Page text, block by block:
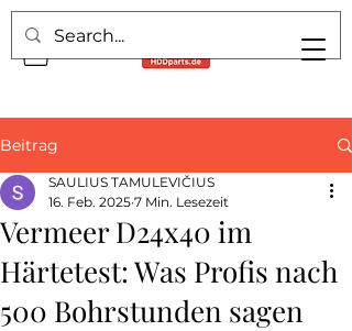
Beitrag
Vermeer D24x40 im
Härtetest: Was Profis nach
500 Bohrstunden sagen
SAULIUS TAMULEVIČIUS
16. Feb. 2025 7 Min. Lesezeit